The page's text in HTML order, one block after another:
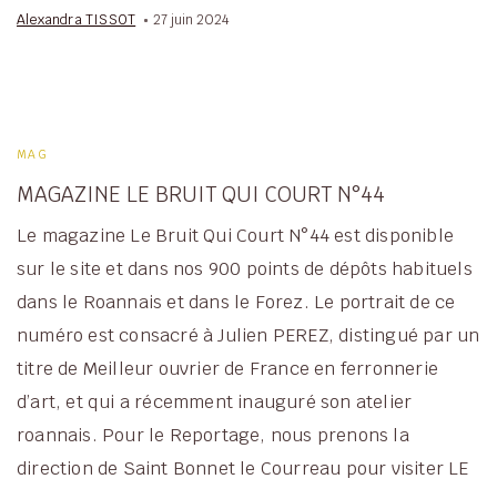
Alexandra TISSOT 27 juin 2024
MAG
MAGAZINE LE BRUIT QUI COURT N°44
Le magazine Le Bruit Qui Court N°44 est disponible
sur le site et dans nos 900 points de dépôts habituels
dans le Roannais et dans le Forez. Le portrait de ce
numéro est consacré à Julien PEREZ, distingué par un
titre de Meilleur ouvrier de France en ferronnerie
d’art, et qui a récemment inauguré son atelier
roannais. Pour le Reportage, nous prenons la
direction de Saint Bonnet le Courreau pour visiter LE